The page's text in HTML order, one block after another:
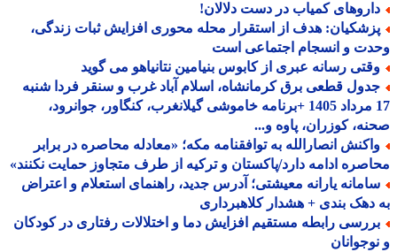
کمیاب در دست دلالان!
هدف از استقرار محله محوری افزایش ثبات زندگی،
و انسجام اجتماعی است
رسانه عبری از کابوس بنیامین نتانیاهو می گوید
قطعی برق کرمانشاه، اسلام آباد غرب و سنقر فردا شنبه
17 مرداد 1405 +برنامه خاموشی گیلانغرب، کنگاور، جوانرود،
کوزران، پاوه و...
انصارالله به توافقنامه مکه؛ «معادله محاصره در برابر
ادامه دارد/پاکستان و ترکیه از طرف متجاوز حمایت نکنند»
یارانه معیشتی؛ آدرس جدید، راهنمای استعلام و اعتراض
دهک بندی + هشدار کلاهبرداری
رابطه مستقیم افزایش دما و اختلالات رفتاری در کودکان